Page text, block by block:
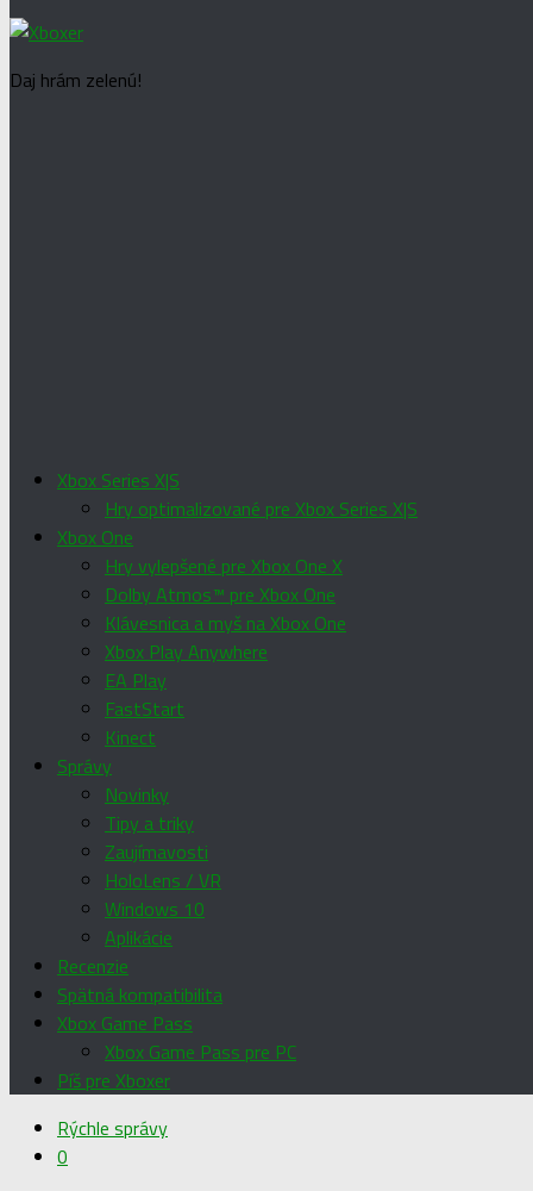
Daj hrám zelenú!
Xbox Series X|S
Hry optimalizované pre Xbox Series X|S
Xbox One
Hry vylepšené pre Xbox One X
Dolby Atmos™ pre Xbox One
Klávesnica a myš na Xbox One
Xbox Play Anywhere
EA Play
FastStart
Kinect
Správy
Novinky
Tipy a triky
Zaujímavosti
HoloLens / VR
Windows 10
Aplikácie
Recenzie
Spätná kompatibilita
Xbox Game Pass
Xbox Game Pass pre PC
Píš pre Xboxer
Rýchle správy
0